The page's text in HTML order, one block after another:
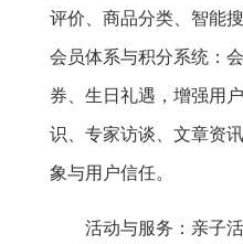
评价、商品分类、智能
会员体系与积分系统：
券、生日礼遇，增强用
识、专家访谈、文章资
象与用户信任。
活动与服务：亲子